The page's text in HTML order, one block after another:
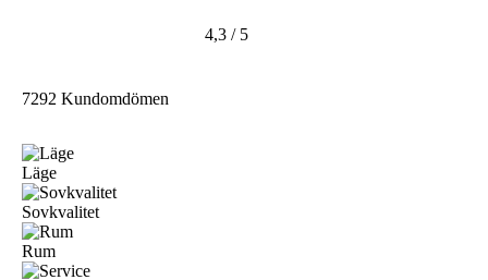
4,3 / 5
7292 Kundomdömen
Läge
Sovkvalitet
Rum